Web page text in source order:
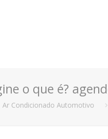
o que é?
Ar Condicionado Automotivo